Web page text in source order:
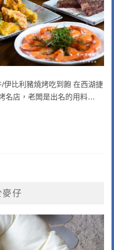
伊比利豬燒烤吃到飽 在西湖捷
名店，老闆是出名的用料…
麥仔